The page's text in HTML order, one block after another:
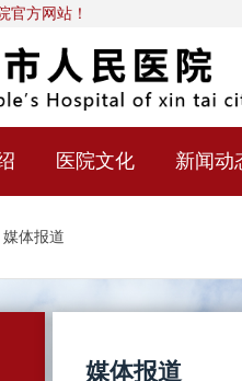
官方网站！
医院文化 新闻动
媒体报道
媒体报道